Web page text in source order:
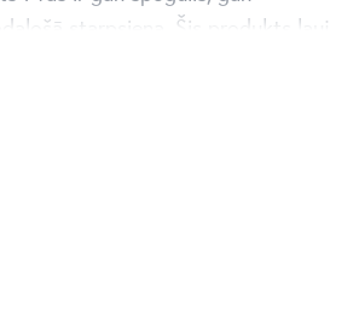
starpsiena. Šis produkts ļauj
pieminēto spoguli var aizstāt ar
virsmas iespējas atdzīvina telpas
lai redzētu krāsu, materiālu,
un izmaksas!